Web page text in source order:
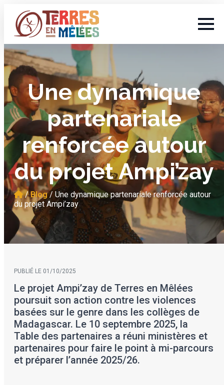
Une dynamique
partenariale
renforcée autour
du projet Ampi’zay
/Blog/Une dynamique partenariale renforcée autour
du projet Ampi’zay
PUBLIÉ LE 01/10/2025
Le projet Ampi’zay de Terres en Mêlées
poursuit son action contre les violences
basées sur le genre dans les collèges de
Madagascar. Le 10 septembre 2025, la
Table des partenaires a réuni ministères et
partenaires pour faire le point à mi-parcours
et préparer l’année 2025/26.